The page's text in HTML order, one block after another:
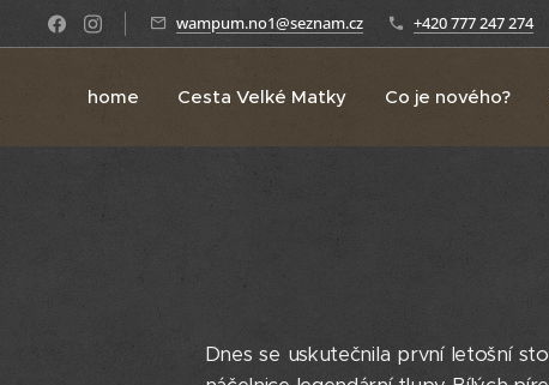
wampum.no1@seznam.cz +420 777 247 274
home Cesta Velké Matky Co je nového?
Dnes se uskutečnila první letošní